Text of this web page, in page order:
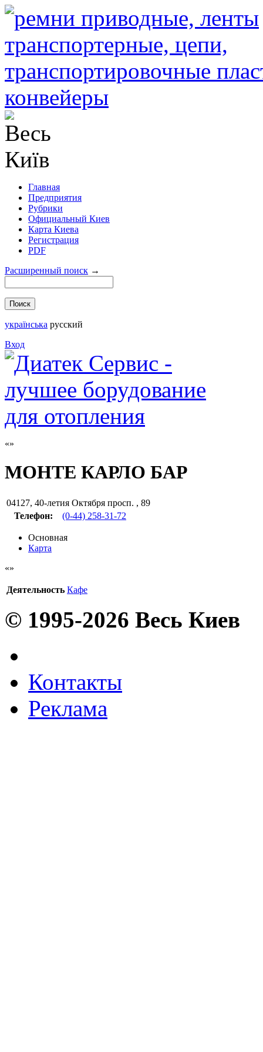
Главная
Предприятия
Рубрики
Официальный Киев
Карта Киева
Регистрация
PDF
Расширенный поиск →
українська русский
Вход
МОНТЕ КАРЛО БАР
04127, 40-летия Октября просп. , 89
Телефон:
(0-44) 258-31-72
Основная
Карта
Деятельность Кафе
© 1995-2026 Весь Киев
Контакты
Реклама